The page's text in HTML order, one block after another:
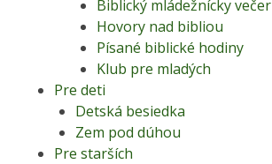
Biblický mládežnícky večer
Hovory nad bibliou
Písané biblické hodiny
Klub pre mladých
Pre deti
Detská besiedka
Zem pod dúhou
Pre starších